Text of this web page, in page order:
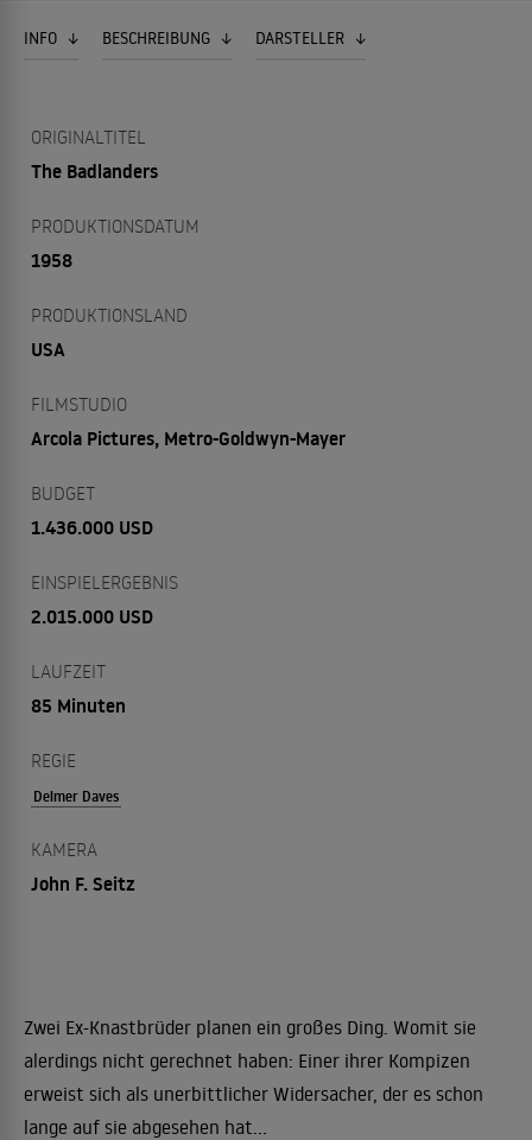
INFO BESCHREIBUNG DARSTELLER
ORIGINALTITEL
The Badlanders
PRODUKTIONSDATUM
1958
PRODUKTIONSLAND
USA
FILMSTUDIO
Arcola Pictures, Metro-Goldwyn-Mayer
BUDGET
1.436.000 USD
EINSPIELERGEBNIS
2.015.000 USD
LAUFZEIT
85 Minuten
REGIE
Delmer Daves
KAMERA
John F. Seitz
Zwei Ex-Knastbrüder planen ein großes Ding. Womit sie
alerdings nicht gerechnet haben: Einer ihrer Kompizen
erweist sich als unerbittlicher Widersacher, der es schon
lange auf sie abgesehen hat...